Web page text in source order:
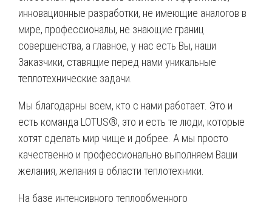
инновационные разработки, не имеющие аналогов в
мире, профессионалы, не знающие границ
совершенства, а главное, у нас есть Вы, наши
Заказчики, ставящие перед нами уникальные
теплотехнические задачи.
Мы благодарны всем, кто с нами работает. Это и
есть команда LOTUS®, это и есть те люди, которые
хотят сделать мир чище и добрее. А мы просто
качественно и профессионально выполняем Ваши
желания, желания в области теплотехники.
На базе интенсивного теплообменного